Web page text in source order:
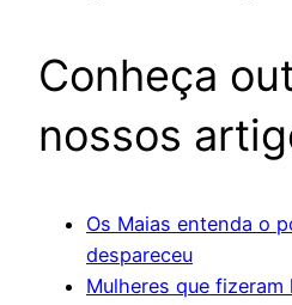
Conheça
nossos
Os Maias entenda o
despareceu
Mulheres que